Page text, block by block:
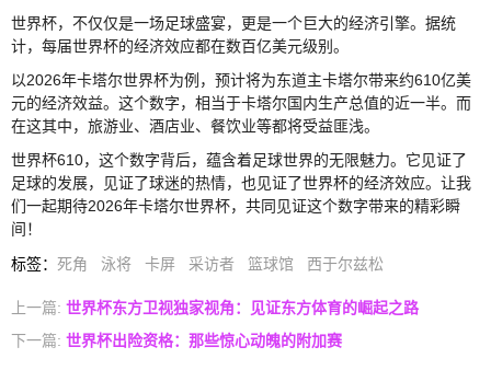
世界杯，不仅仅是一场足球盛宴，更是一个巨大的经济引擎。据统
计，每届世界杯的经济效应都在数百亿美元级别。
以2026年卡塔尔世界杯为例，预计将为东道主卡塔尔带来约610亿美
元的经济效益。这个数字，相当于卡塔尔国内生产总值的近一半。而
在这其中，旅游业、酒店业、餐饮业等都将受益匪浅。
世界杯610，这个数字背后，蕴含着足球世界的无限魅力。它见证了
足球的发展，见证了球迷的热情，也见证了世界杯的经济效应。让我
们一起期待2026年卡塔尔世界杯，共同见证这个数字带来的精彩瞬
间！
标签： 死角 泳将 卡屏 采访者 篮球馆 西于尔兹松
上一篇: 世界杯东方卫视独家视角：见证东方体育的崛起之路
下一篇: 世界杯出险资格：那些惊心动魄的附加赛